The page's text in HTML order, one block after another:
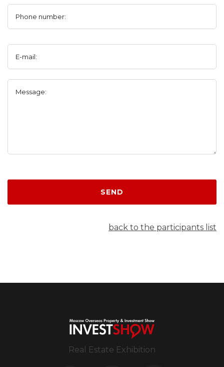
Phone number:
E-mail:
Message:
SEND
back to the participants list
Real Estate Exhibition